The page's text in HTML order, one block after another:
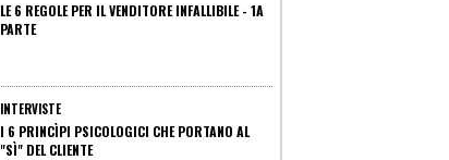
LE 6 REGOLE PER IL VENDITORE INFALLIBILE - 1A
PARTE
INTERVISTE
I 6 PRINCÌPI PSICOLOGICI CHE PORTANO AL
"SÌ" DEL CLIENTE